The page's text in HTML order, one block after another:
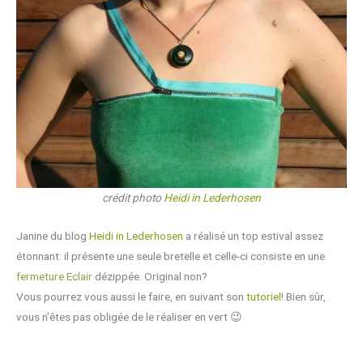
crédit photoHeidi in Lederhosen
Janine du blog Heidi in Lederhosen a réalisé un top estival assez
étonnant: il présente une seule bretelle et celle-ci consiste en une
fermeture Eclair dézippée. Original non?
Vous pourrez vous aussi le faire, en suivant son tutoriel! Bien sûr,
vous n’êtes pas obligée de le réaliser en vert 😉